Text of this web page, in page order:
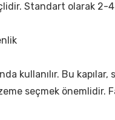
Standart olarak 2-4
kullanılır. Bu
seçmek önemlidir.